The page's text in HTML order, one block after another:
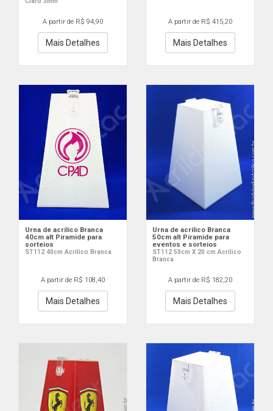
A partir de R$ 94,90
Mais Detalhes
A partir de R$ 415,20
Mais Detalhes
Urna de acrilico Branca
40cm alt Piramide para
sorteios
ST112 40cm Acrilico Branca
A partir de R$ 108,40
Mais Detalhes
Urna de acrilico Branca
50cm alt Piramide para
eventos e sorteios
ST112 50cm X 20 cm Acrilico
Branca
A partir de R$ 182,20
Mais Detalhes